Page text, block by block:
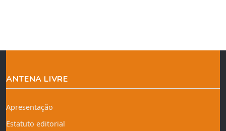
ANTENA LIVRE
Apresentação
Estatuto editorial